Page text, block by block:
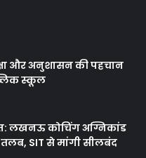
और अनुशासन की पहचान
स्कूल
लखनऊ कोचिंग अग्निकांड
तलब, SIT से मांगी सीलबंद